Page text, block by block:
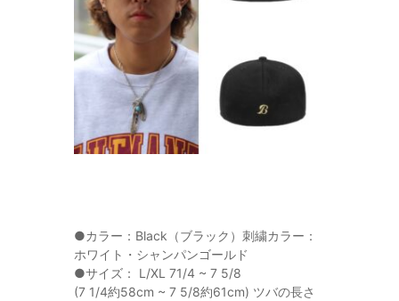
●カラー：Black（ブラック）刺繍カラー：
ホワイト・シャンパンゴールド
●サイズ： L/XL 71/4 ~ 7 5/8
(7 1/4約58cm ~ 7 5/8約61cm) ツバの長さ